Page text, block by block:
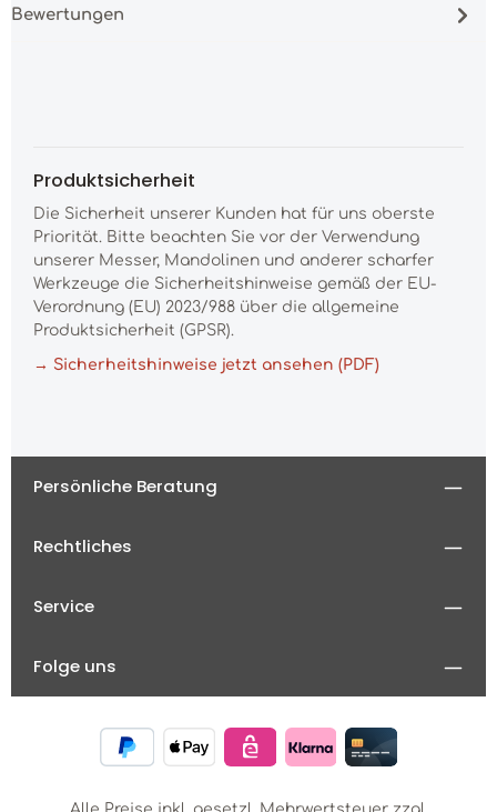
Bewertungen
Produktsicherheit
Die Sicherheit unserer Kunden hat für uns oberste
Priorität. Bitte beachten Sie vor der Verwendung
unserer Messer, Mandolinen und anderer scharfer
Werkzeuge die Sicherheitshinweise gemäß der EU-
Verordnung (EU) 2023/988 über die allgemeine
Produktsicherheit (GPSR).
→ Sicherheitshinweise jetzt ansehen (PDF)
Persönliche Beratung
Rechtliches
Service
Folge uns